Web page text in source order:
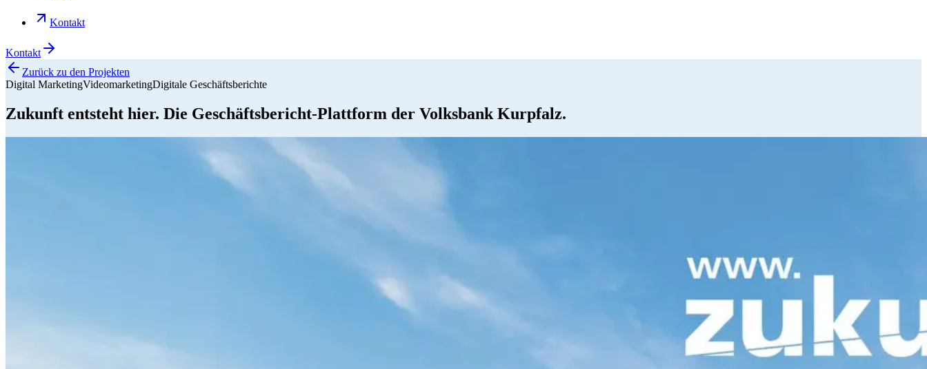
Kontakt
Kontakt
Zurück zu den Projekten
Digital MarketingVideomarketingDigitale Geschäftsberichte
Zukunft entsteht hier. Die Geschäftsbericht-Plattform der Volksbank Kurpfalz.